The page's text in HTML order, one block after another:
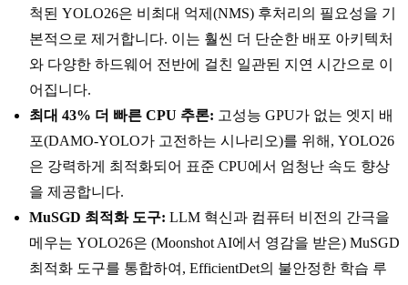
척된 YOLO26은 비최대 억제(NMS) 후처리의 필요성을 기
본적으로 제거합니다. 이는 훨씬 더 단순한 배포 아키텍처
와 다양한 하드웨어 전반에 걸친 일관된 지연 시간으로 이
어집니다.
최대 43% 더 빠른 CPU 추론: 고성능 GPU가 없는 엣지 배
포(DAMO-YOLO가 고전하는 시나리오)를 위해, YOLO26
은 강력하게 최적화되어 표준 CPU에서 엄청난 속도 향상
을 제공합니다.
MuSGD 최적화 도구: LLM 혁신과 컴퓨터 비전의 간극을
메우는 YOLO26은 (Moonshot AI에서 영감을 받은) MuSGD
최적화 도구를 통합하여, EfficientDet의 불안정한 학습 루